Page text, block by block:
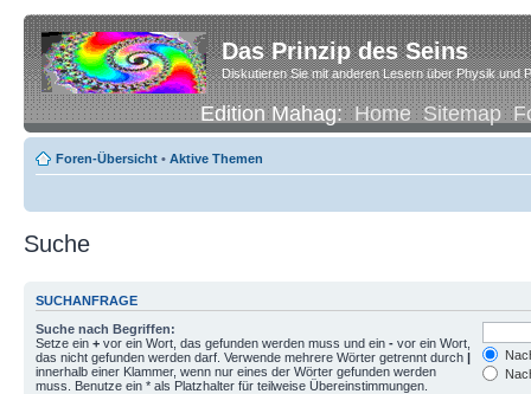
Das Prinzip des Seins
Diskutieren Sie mit anderen Lesern über Physik und
Edition Mahag:Home Sitemap
Foren-Übersicht • Aktive Themen
Suche
SUCHANFRAGE
Suche nach Begriffen:
Setze ein + vor ein Wort, das gefunden werden muss und ein - vor ein Wort,
das nicht gefunden werden darf. Verwende mehrere Wörter getrennt durch |
innerhalb einer Klammer, wenn nur eines der Wörter gefunden werden
muss. Benutze ein * als Platzhalter für teilweise Übereinstimmungen.